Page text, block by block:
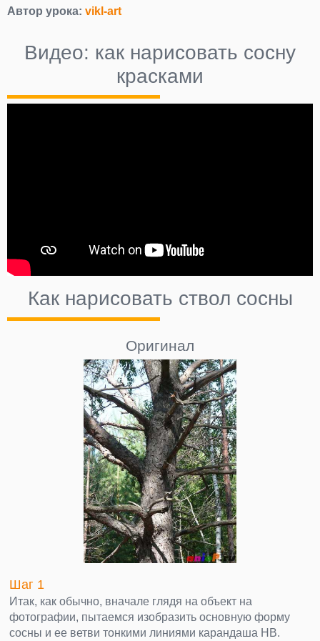
Автор урока: vikl-art
Видео: как нарисовать сосну
красками
Как нарисовать ствол сосны
Оригинал
Шаг 1
Итак, как обычно, вначале глядя на объект на
фотографии, пытаемся изобразить основную форму
сосны и ее ветви тонкими линиями карандаша HB.